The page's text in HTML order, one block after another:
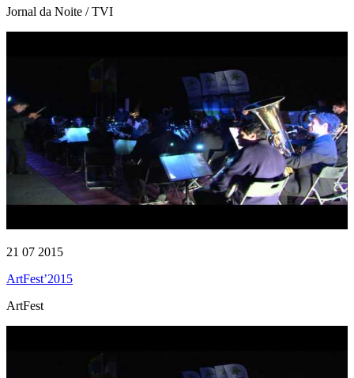
Jornal da Noite / TVI
21 07 2015
ArtFest’2015
ArtFest